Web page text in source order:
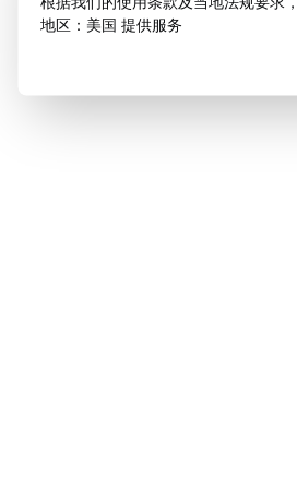
地区：美国 提供服务